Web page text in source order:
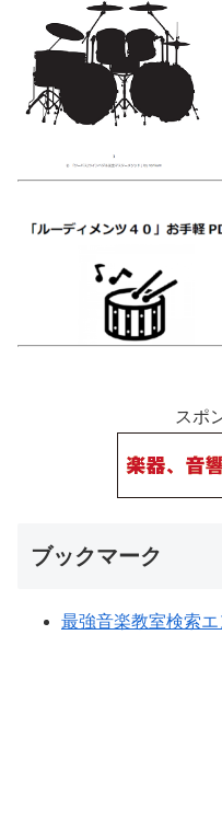
スポ
ブックマーク
最強音楽教室検索